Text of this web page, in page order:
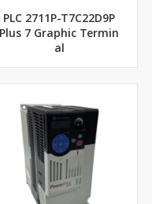
PLC 2711P-T7C22D9P
Plus 7 Graphic Termin
al